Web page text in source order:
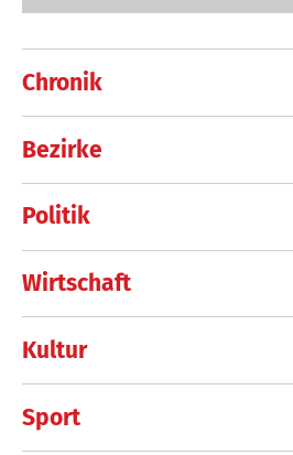
Chronik
Bezirke
Politik
Wirtschaft
Kultur
Sport